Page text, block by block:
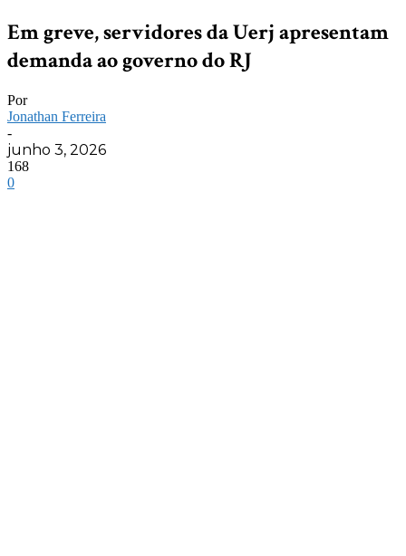
Em greve, servidores da Uerj apresentam
demanda ao governo do RJ
Por
Jonathan Ferreira
-
junho 3, 2026
168
0